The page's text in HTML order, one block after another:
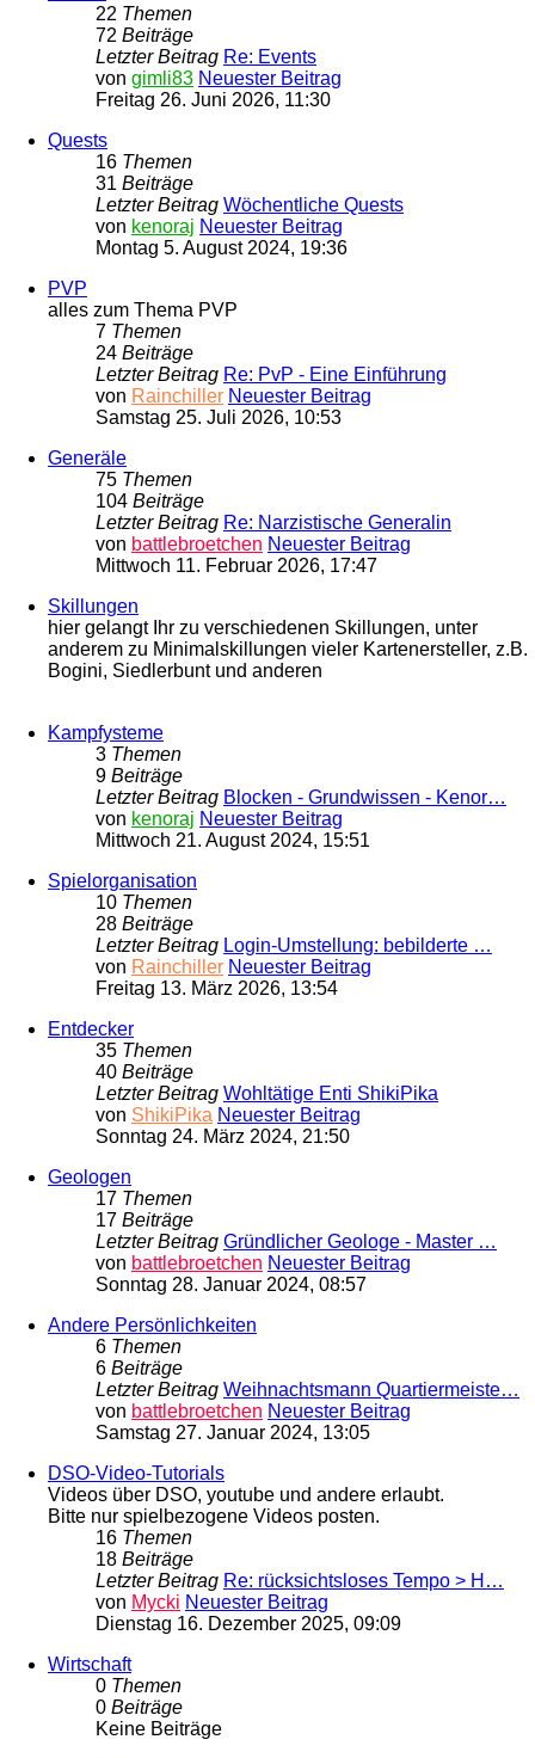
22 Themen
72 Beiträge
Letzter Beitrag Re: Events
von gimli83 Neuester Beitrag
Freitag 26. Juni 2026, 11:30
Quests
16 Themen
31 Beiträge
Letzter Beitrag Wöchentliche Quests
von kenoraj Neuester Beitrag
Montag 5. August 2024, 19:36
PVP
alles zum Thema PVP
7 Themen
24 Beiträge
Letzter Beitrag Re: PvP - Eine Einführung
von Rainchiller Neuester Beitrag
Samstag 25. Juli 2026, 10:53
Generäle
75 Themen
104 Beiträge
Letzter Beitrag Re: Narzistische Generalin
von battlebroetchen Neuester Beitrag
Mittwoch 11. Februar 2026, 17:47
Skillungen
hier gelangt Ihr zu verschiedenen Skillungen, unter
anderem zu Minimalskillungen vieler Kartenersteller, z.B.
Bogini, Siedlerbunt und anderen
Kampfysteme
3 Themen
9 Beiträge
Letzter Beitrag Blocken - Grundwissen - Kenor…
von kenoraj Neuester Beitrag
Mittwoch 21. August 2024, 15:51
Spielorganisation
10 Themen
28 Beiträge
Letzter Beitrag Login-Umstellung: bebilderte …
von Rainchiller Neuester Beitrag
Freitag 13. März 2026, 13:54
Entdecker
35 Themen
40 Beiträge
Letzter Beitrag Wohltätige Enti ShikiPika
von ShikiPika Neuester Beitrag
Sonntag 24. März 2024, 21:50
Geologen
17 Themen
17 Beiträge
Letzter Beitrag Gründlicher Geologe - Master …
von battlebroetchen Neuester Beitrag
Sonntag 28. Januar 2024, 08:57
Andere Persönlichkeiten
6 Themen
6 Beiträge
Letzter Beitrag Weihnachtsmann Quartiermeiste…
von battlebroetchen Neuester Beitrag
Samstag 27. Januar 2024, 13:05
DSO-Video-Tutorials
Videos über DSO, youtube und andere erlaubt.
Bitte nur spielbezogene Videos posten.
16 Themen
18 Beiträge
Letzter Beitrag Re: rücksichtsloses Tempo > H…
von Mycki Neuester Beitrag
Dienstag 16. Dezember 2025, 09:09
Wirtschaft
0 Themen
0 Beiträge
Keine Beiträge